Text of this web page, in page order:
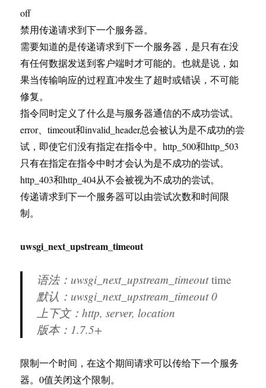
off
禁用传递请求到下一个服务器。
需要知道的是传递请求到下一个服务器，是只有在没
有任何数据发送到客户端时才可能的。也就是说，如
果当传输响应的过程直冲发生了超时或错误，不可能
修复。
指令同时定义了什么是与服务器通信的不成功尝试。
error、timeout和invalid_header总会被认为是不成功的尝
试，即使它们没有指定在指令中。http_500和http_503
只有在指定在指令中时才会认为是不成功的尝试。
http_403和http_404从不会被视为不成功的尝试。
传递请求到下一个服务器可以由尝试次数和时间限
制。
uwsgi_next_upstream_timeout
语法：uwsgi_next_upstream_timeouttime
默认：uwsgi_next_upstream_timeout 0
上下文：http, server, location
版本： 1.7.5+
限制一个时间，在这个期间请求可以传给下一个服务
器。0值关闭这个限制。